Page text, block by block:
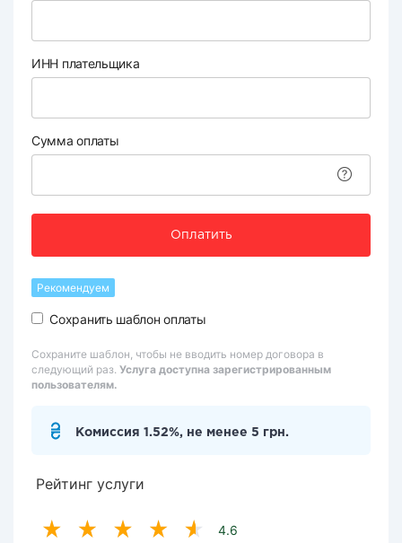
ИНН плательщика
Сумма оплаты
Оплатить
Рекомендуем
Сохранить шаблон оплаты
Сохраните шаблон, чтобы не вводить номер договора в
следующий раз. Услуга доступна зарегистрированным
пользователям.
Комиссия 1.52%, не менее 5 грн.
Рейтинг услуги
4.6